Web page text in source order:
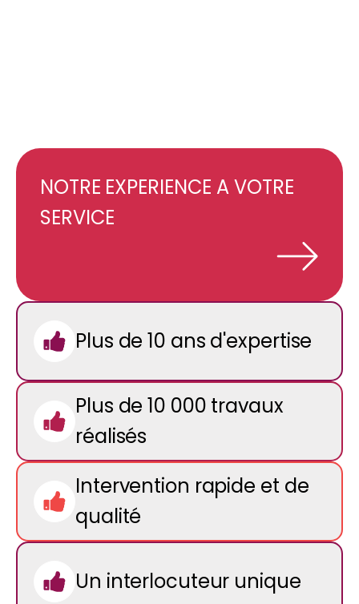
NOTRE EXPERIENCE A VOTRE
SERVICE
Plus de 10 ans d'expertise
Plus de 10 000 travaux
réalisés
Intervention rapide et de
qualité
Un interlocuteur unique